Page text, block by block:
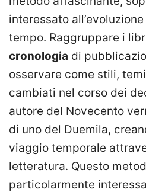
interessato
tempo. Raggruppare i
cronologia di
osservare come stili,
cambiati nel corso dei
autore del Novecento
di uno del Duemila,
viaggio temporale
letteratura. Questo
particolarmente